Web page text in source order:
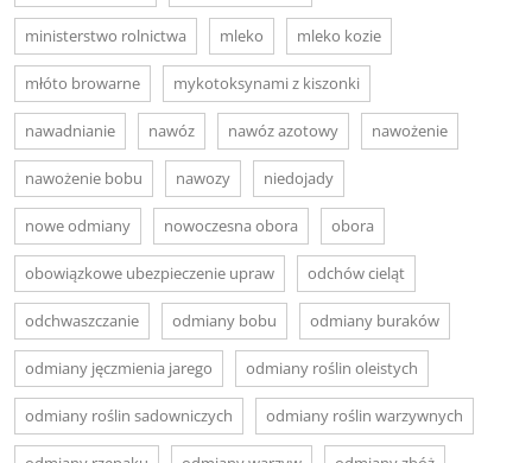
ministerstwo rolnictwa mleko mleko kozie
młóto browarne mykotoksynami z kiszonki
nawadnianie nawóz nawóz azotowy nawożenie
nawożenie bobu nawozy niedojady
nowe odmiany nowoczesna obora obora
obowiązkowe ubezpieczenie upraw odchów cieląt
odchwaszczanie odmiany bobu odmiany buraków
odmiany jęczmienia jarego odmiany roślin oleistych
odmiany roślin sadowniczych odmiany roślin warzywnych